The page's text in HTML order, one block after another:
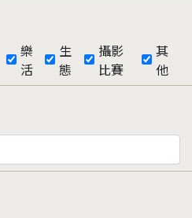
樂
活
生
態
攝影
比賽
其
他